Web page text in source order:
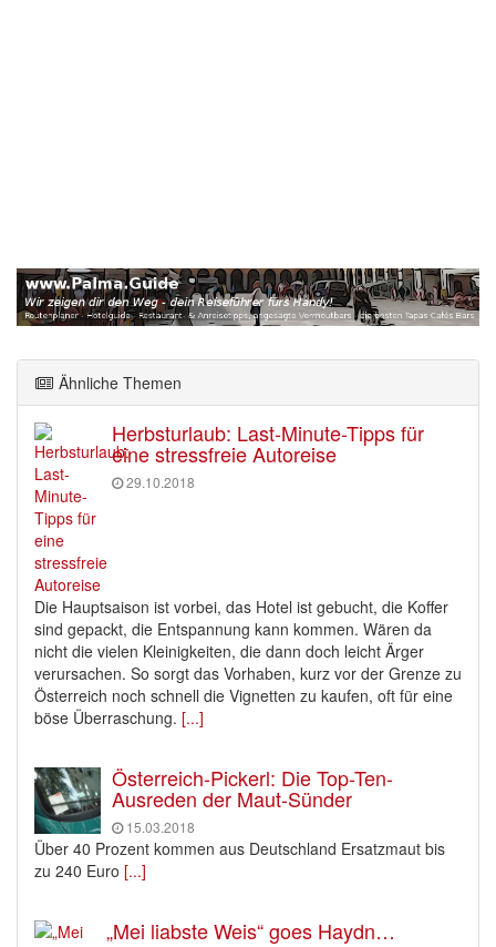
Ähnliche Themen
Herbsturlaub: Last-Minute-Tipps für
eine stressfreie Autoreise
29.10.2018
Die Hauptsaison ist vorbei, das Hotel ist gebucht, die Koffer
sind gepackt, die Entspannung kann kommen. Wären da
nicht die vielen Kleinigkeiten, die dann doch leicht Ärger
verursachen. So sorgt das Vorhaben, kurz vor der Grenze zu
Österreich noch schnell die Vignetten zu kaufen, oft für eine
böse Überraschung. [...]
Österreich-Pickerl: Die Top-Ten-
Ausreden der Maut-Sünder
15.03.2018
Über 40 Prozent kommen aus Deutschland Ersatzmaut bis
zu 240 Euro [...]
„Mei liabste Weis“ goes Haydn…